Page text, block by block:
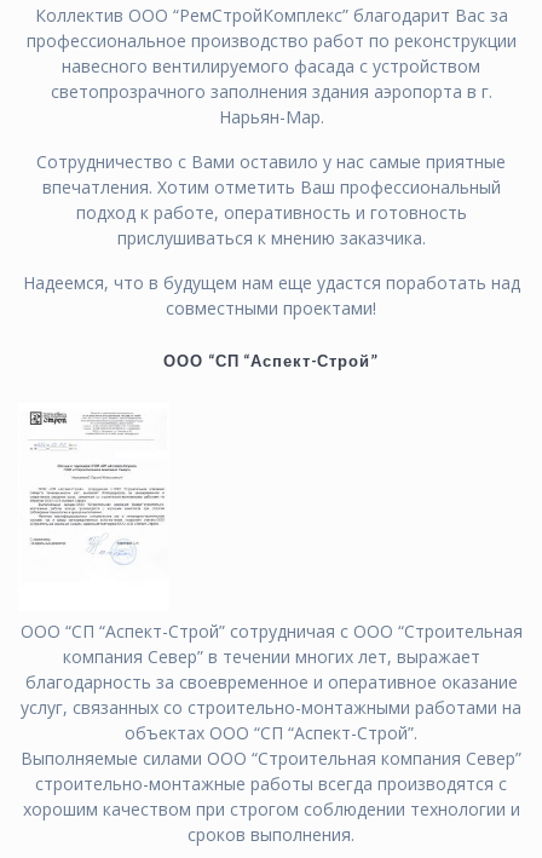
Коллектив ООО “РемСтройКомплекс” благодарит Вас за
профессиональное производство работ по реконструкции
навесного вентилируемого фасада с устройством
светопрозрачного заполнения здания аэропорта в г.
Нарьян-Мар.
Сотрудничество с Вами оставило у нас самые приятные
впечатления. Хотим отметить Ваш профессиональный
подход к работе, оперативность и готовность
прислушиваться к мнению заказчика.
Надеемся, что в будущем нам еще удастся поработать над
совместными проектами!
ООО “СП “Аспект-Строй”
ООО “СП “Аспект-Строй” сотрудничая с ООО “Строительная
компания Север” в течении многих лет, выражает
благодарность за своевременное и оперативное оказание
услуг, связанных со строительно-монтажными работами на
объектах ООО “СП “Аспект-Строй”.
Выполняемые силами ООО “Строительная компания Север”
строительно-монтажные работы всегда производятся с
хорошим качеством при строгом соблюдении технологии и
сроков выполнения.